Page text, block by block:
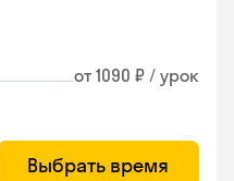
от 1090 ₽ / урок
Выбрать время